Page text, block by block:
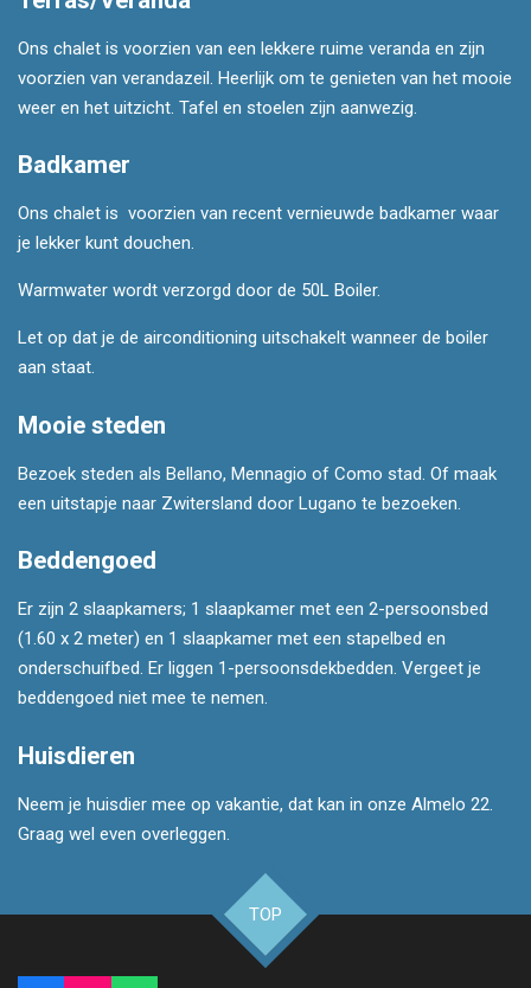
Ons chalet is voorzien van een lekkere ruime veranda en zijn
voorzien van verandazeil. Heerlijk om te genieten van het mooie
weer en het uitzicht. Tafel en stoelen zijn aanwezig.
Badkamer
Ons chalet is voorzien van recent vernieuwde badkamer waar
je lekker kunt douchen.
Warmwater wordt verzorgd door de 50L Boiler.
Let op dat je de airconditioning uitschakelt wanneer de boiler
aan staat.
Mooie steden
Bezoek steden als Bellano, Mennagio of Como stad. Of maak
een uitstapje naar Zwitersland door Lugano te bezoeken.
Beddengoed
Er zijn 2 slaapkamers; 1 slaapkamer met een 2-persoonsbed
(1.60 x 2 meter) en 1 slaapkamer met een stapelbed en
onderschuifbed. Er liggen 1-persoonsdekbedden. Vergeet je
beddengoed niet mee te nemen.
Huisdieren
Neem je huisdier mee op vakantie, dat kan in onze Almelo 22.
Graag wel even overleggen.
TOP